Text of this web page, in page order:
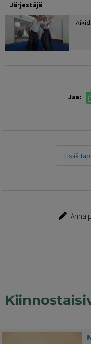
Järjestäjä
Jaa:
Lisää
Anna